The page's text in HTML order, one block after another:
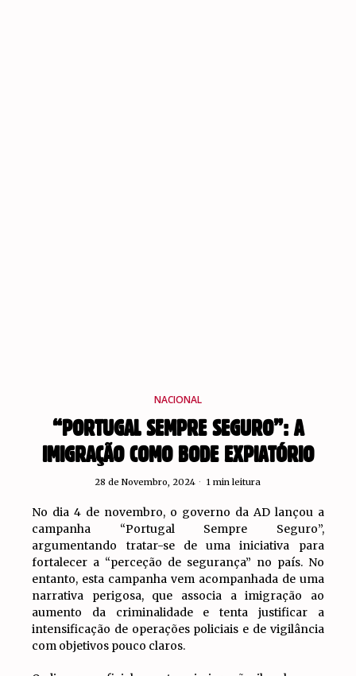
NACIONAL
“PORTUGAL SEMPRE SEGURO”: A
IMIGRAÇÃO COMO BODE EXPIATÓRIO
28 de Novembro, 2024 1 min leitura
No dia 4 de novembro, o governo da AD lançou a
campanha “Portugal Sempre Seguro”,
argumentando tratar-se de uma iniciativa para
fortalecer a “perceção de segurança” no país. No
entanto, esta campanha vem acompanhada de uma
narrativa perigosa, que associa a imigração ao
aumento da criminalidade e tenta justificar a
intensificação de operações policiais e de vigilância
com objetivos pouco claros.